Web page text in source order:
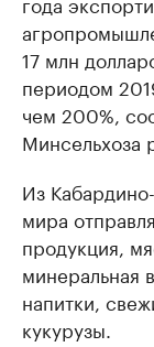
17 млн
периодом
чем 200%,
Минсельхоза
Из
мира
продукция,
минеральная
напитки,
кукурузы.